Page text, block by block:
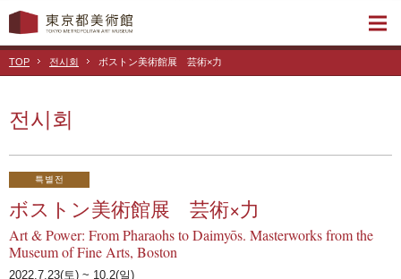
TOP 전시회 ボストン美術館展 芸術×力
전시회
특별전
ボストン美術館展 芸術×力
Art & Power: From Pharaohs to Daimyōs. Masterworks from the
Museum of Fine Arts, Boston
2022.7.23(토) ~ 10.2(일)